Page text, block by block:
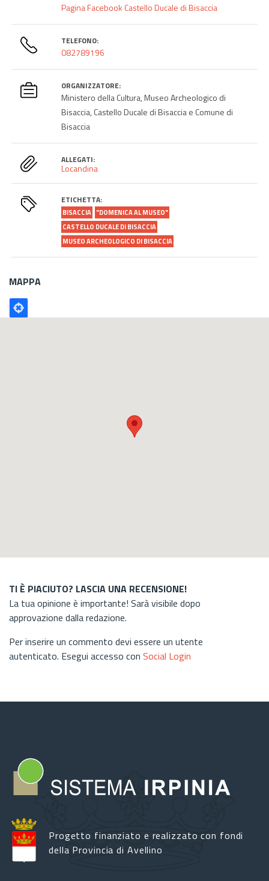
Pagina Facebook Castello Ducale di Bisaccia
TELEFONO:
082789196
ORGANIZZATORE:
Ministero della Cultura, Museo Archeologico di
Bisaccia, Castello Ducale di Bisaccia e Comune di
Bisaccia
ALLEGATI:
Locandina
ETICHETTA:
BISACCIA "DOMENICA AL MUSEO"
CASTELLO DUCALE DI BISACCIA
MUSEO ARCHEOLOGICO DI BISACCIA
MAPPA
Poligono
GEO
TI È PIACIUTO? LASCIA UNA RECENSIONE!
La tua opinione è importante! Sarà visibile dopo
approvazione dalla redazione.
Per inserire un commento devi essere un utente
autenticato. Esegui accesso con Social Login
Progetto finanziato e realizzato con fondi
della Provincia di Avellino